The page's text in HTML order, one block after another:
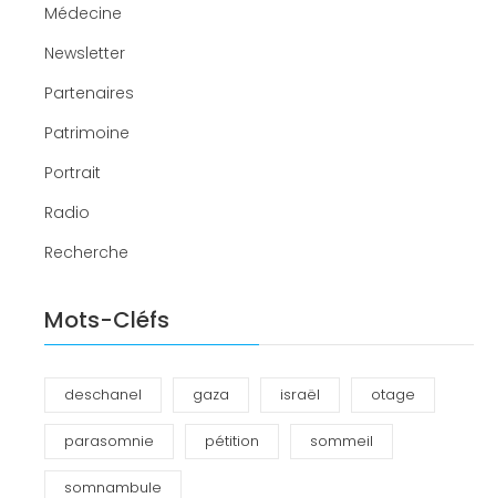
Médecine
Newsletter
Partenaires
Patrimoine
Portrait
Radio
Recherche
Mots-Cléfs
deschanel gaza israël otage
parasomnie pétition sommeil
somnambule